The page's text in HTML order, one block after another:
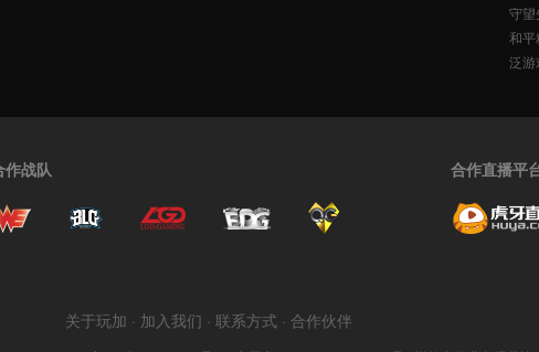
守望
和平
泛游
作战队 合作直播平
关于玩加 · 加入我们 · 联系方式 · 合作伙伴